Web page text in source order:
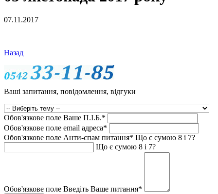
07.11.2017
Назад
Ваші запитання, повідомлення, відгуки
Обов'язкове поле Ваше П.I.Б.*
Обов'язкове поле email адреса*
Обов'язкове поле Анти-спам питання* Що є сумою 8 і 7?
Що є сумою 8 і 7?
Обов'язкове поле Введіть Ваше питання*